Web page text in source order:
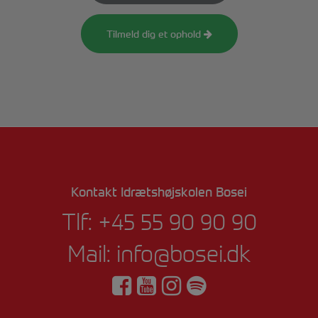
Tilmeld dig et ophold
Kontakt Idrætshøjskolen Bosei
Tlf: +45 55 90 90 90
Mail: info@bosei.dk